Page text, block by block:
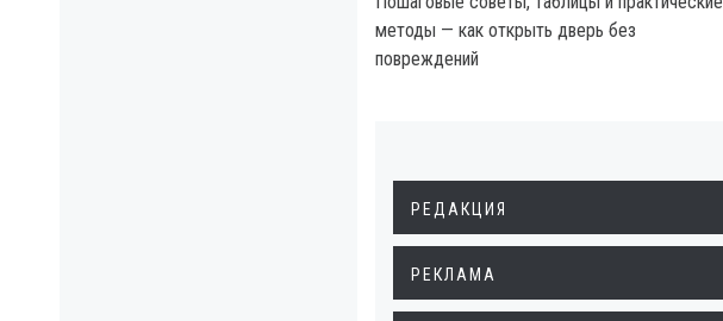
методы — как открыть дверь без
повреждений
РЕДАКЦИЯ
РЕКЛАМА